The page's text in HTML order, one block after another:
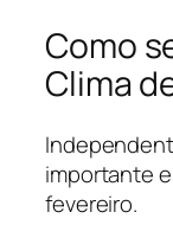
Como
Clima
importante
fevereiro.